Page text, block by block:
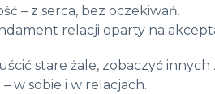
– z serca, bez oczekiwań.
relacji oparty na
stare żale, zobaczyć
w sobie i w relacjach.